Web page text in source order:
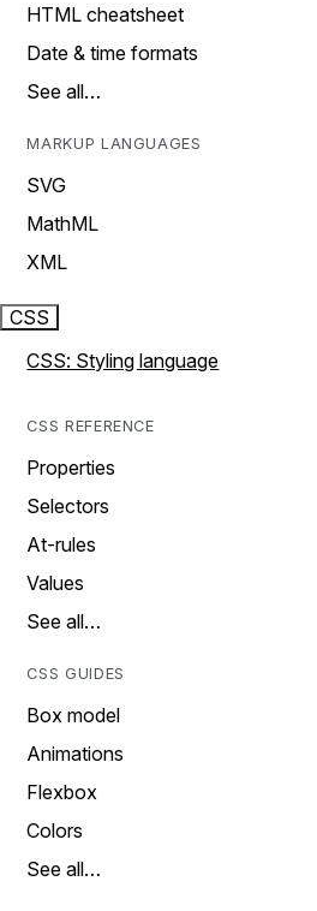
HTML cheatsheet
Date & time formats
See all…
MARKUP LANGUAGES
SVG
MathML
XML
CSS
CSS: Styling language
CSS REFERENCE
Properties
Selectors
At-rules
Values
See all…
CSS GUIDES
Box model
Animations
Flexbox
Colors
See all…